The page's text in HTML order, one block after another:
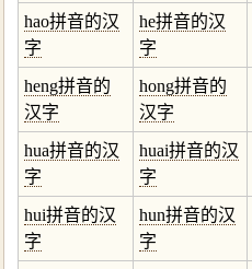
hao拼音的汉
字
he拼音的汉
字
heng拼音的
汉字
hong拼音的
汉字
hua拼音的汉
字
huai拼音的汉
字
hui拼音的汉
字
hun拼音的汉
字